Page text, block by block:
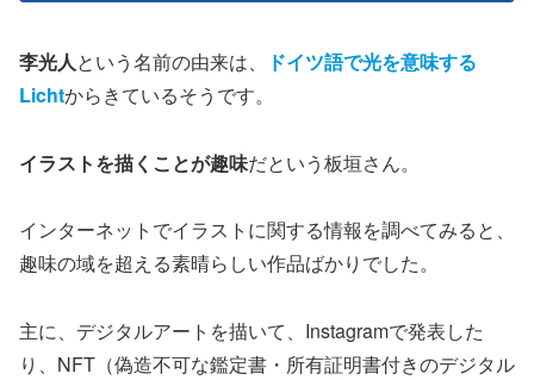
李光人という名前の由来は、
ドイツ語で光を意味する
Lichtからきているそうです。
イラストを描くことが趣味だという板垣さん。
インターネットでイラストに関する情報を調べてみると、
趣味の域を超える素晴らしい作品ばかりでした。
主に、デジタルアートを描いて、Instagramで発表した
り、NFT（偽造不可な鑑定書・所有証明書付きのデジタル